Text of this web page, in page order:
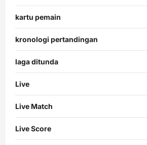
kartu pemain
kronologi pertandingan
laga ditunda
Live
Live Match
Live Score